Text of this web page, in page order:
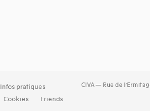
Infos pratiques
Cookies Friends
CIVA — Rue de